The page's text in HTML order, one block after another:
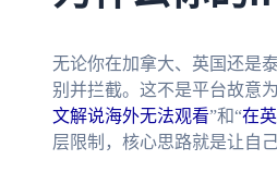
无论你在加拿大、英国还是
别并拦截。这不是平台故意
文解说海外无法观看”和“在
层限制，核心思路就是让自